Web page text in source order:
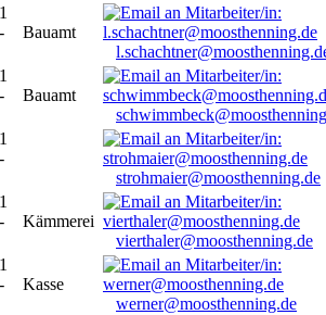
Bauamt
Bauamt
strohmaier@moosthenning.de
Kämmerei
vierthaler@moosthenning.de
Kasse
werner@moosthenning.de